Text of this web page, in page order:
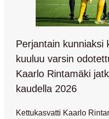
Perjantain kunniaksi
kuuluu varsin
Kaarlo Rintamäki
kaudella 2026
Kettukasvatti Kaarlo